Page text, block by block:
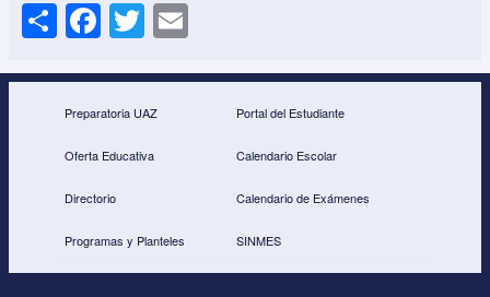
S
h
ar
e
F
a
c
e
b
o
k
T
wi
tt
er
ail
Preparatoria UAZ
Oferta Educativa
Directorio
Programas y Planteles
Portal del Estudiante
Calendario Escolar
Calendario de Exámenes
SINMES